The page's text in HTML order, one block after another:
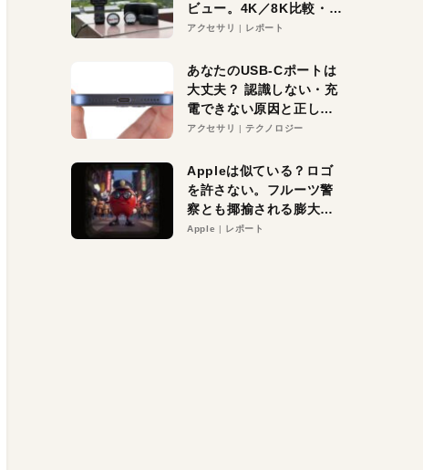
ビュー。4K／8K比較・ズ
ーム・夜間撮影をチェッ
アクセサリ レポート
あなたのUSB-Cポートは
大丈夫？ 認識しない・充
電できない原因と正しい
対策
アクセサリ テクノロジー
Appleは似ている？ロゴ
を許さない。フルーツ警
察とも揶揄される膨大な
異議申し立て。対象は非
Apple レポート